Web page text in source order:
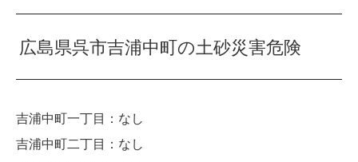
広島県呉市吉浦中町の土砂災害危険
吉浦中町一丁目：なし
吉浦中町二丁目：なし